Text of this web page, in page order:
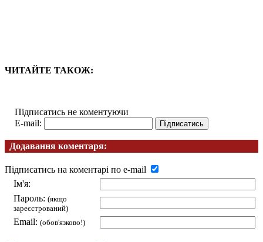
ЧИТАЙТЕ ТАКОЖ:
Підписатись не коментуючи
E-mail:
Додавання коментаря:
Підписатись на коментарі по e-mail
Ім'я:
Пароль: (якщо
зареєстрований)
Email: (обов'язково!)